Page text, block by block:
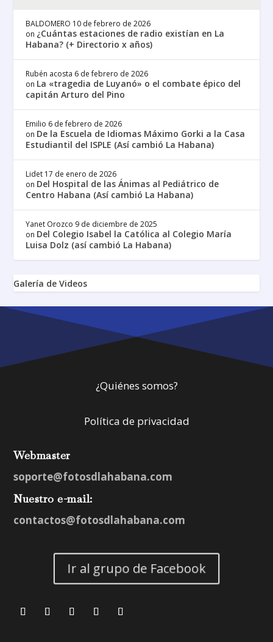
BALDOMERO 10 de febrero de 2026
on ¿Cuántas estaciones de radio existían en La
Habana? (+ Directorio x años)
Rubén acosta 6 de febrero de 2026
on La «tragedia de Luyanó» o el combate épico del
capitán Arturo del Pino
Emilio 6 de febrero de 2026
on De la Escuela de Idiomas Máximo Gorki a la Casa
Estudiantil del ISPLE (Así cambió La Habana)
Lidet 17 de enero de 2026
on Del Hospital de las Ánimas al Pediátrico de
Centro Habana (Así cambió La Habana)
Yanet Orozco 9 de diciembre de 2025
on Del Colegio Isabel la Católica al Colegio María
Luisa Dolz (así cambió La Habana)
Galería de Videos
¿Quiénes somos?
Política de privacidad
Webmaster
soporte@fotosdlahabana.com
Nuestro e-mail:
contactos@fotosdlahabana.com
Ir al grupo de Facebook